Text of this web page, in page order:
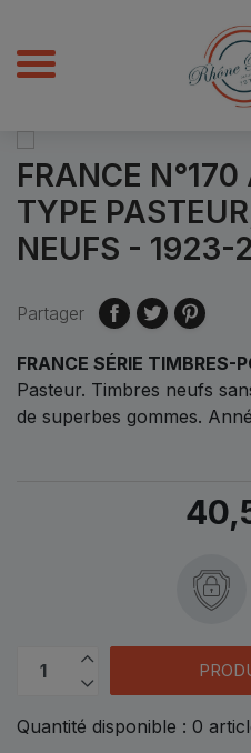
FRANCE N°170
TYPE
NEUFS - 1923-
Partager
FRANCE SÉRIE TIMBRES-
Pasteur. Timbres neufs
de superbes gommes.
Quantité disponible : 0